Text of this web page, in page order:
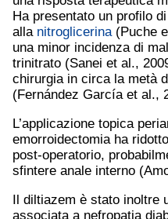
Ha presentato un profilo
alla nitroglicerina(Puche
una minor incidenza di
trinitrato (Sanei et al.,
chirurgia in circa la metà
(Fernández García et al.,
L’applicazione topica
emorroidectomia ha
post-operatorio,
sfintere anale interno
Il diltiazem è stato inoltre
associata a nefropatia